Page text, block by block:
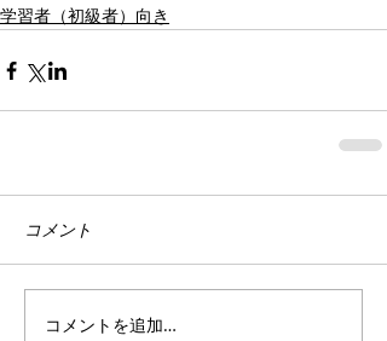
学習者（初級者）向き
コメント
コメントを追加…